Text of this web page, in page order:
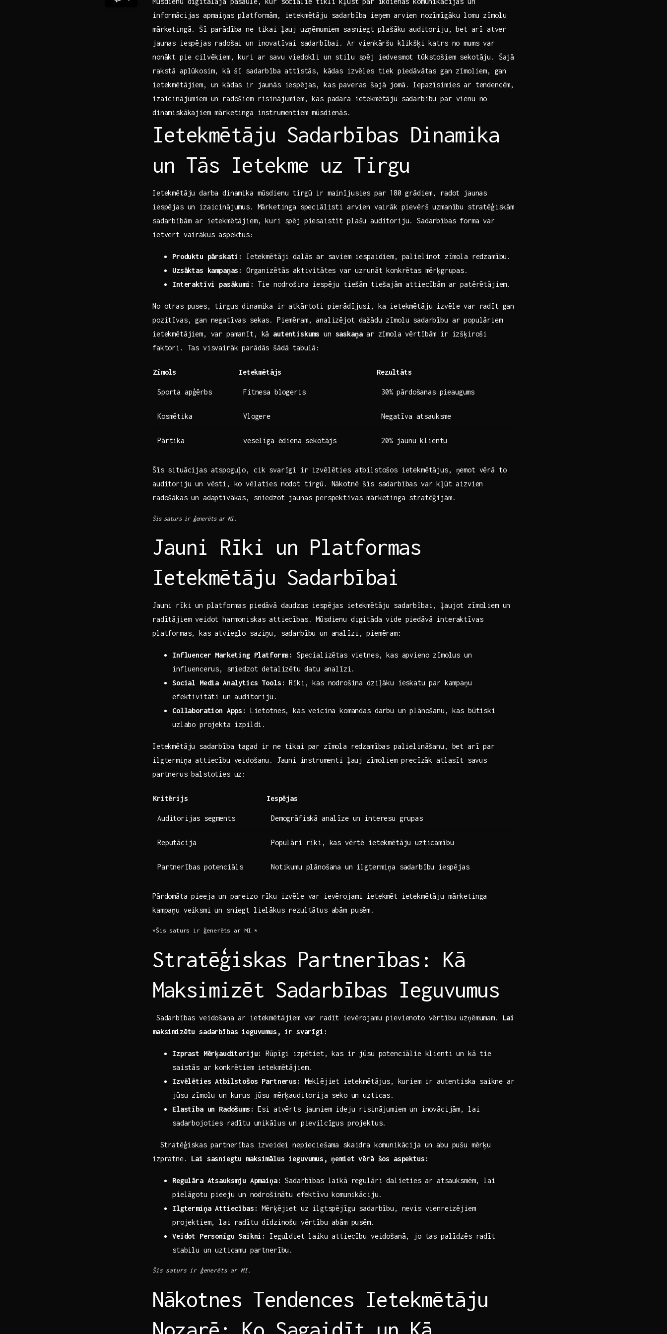
‌informācijas apmaiņas platformām, ietekmētāju sadarbība ieņem arvien nozīmīgāku lomu zīmolu
mārketingā. Šī parādība ne tikai ļauj ⁣uzņēmumiem ⁢sasniegt plašāku ​auditoriju, bet arī atver
jaunas iespējas radošai un inovatīvai ⁢sadarbībai. Ar vienkāršu klikšķi katrs no mums ‌var
nonākt pie cilvēkiem, kuri ar savu viedokli un stilu spēj iedvesmot ‌tūkstošiem sekotāju. Šajā
rakstā aplūkosim, ⁣kā šī sadarbība attīstās, kādas izvēles tiek piedāvātas gan ⁣zīmoliem, gan
ietekmētājiem, un kādas ir jaunās iespējas, kas ​paveras šajā jomā.‌ Iepazīsimies ar tendencēm,
izaicinājumiem un radošiem risinājumiem, kas padara ietekmētāju sadarbību par vienu no
‌dinamiskākajiem mārketinga instrumentiem mūsdienās.
Ietekmētāju Sadarbības Dinamika
un Tās Ietekme uz Tirgu
Ietekmētāju darba dinamika mūsdienu ‌tirgū ir mainījusies par⁣ 180 grādiem, ‌radot jaunas
iespējas un izaicinājumus.⁢ Mārketinga speciālisti arvien vairāk pievērš uzmanību stratēģiskām
sadarbībām ar ietekmētājiem, kuri spēj piesaistīt plašu auditoriju. Sadarbības forma var
ietvert vairākus aspektus:
Produktu pārskati:
Ietekmētāji dalās ar saviem iespaidiem, palielinot zīmola redzamību.
Uzsāktas kampaņas:
Organizētās aktivitātes var uzrunāt konkrētas mērķgrupas.
Interaktīvi pasākumi:
Tie nodrošina iespēju tiešām tiešajām attiecībām ar patērētājiem.
No otras puses, tirgus dinamika ir atkārtoti pierādījusi, ka ietekmētāju izvēle var radīt gan
pozitīvas, gan negatīvas sekas. Piemēram, analizējot dažādu‍ zīmolu sadarbību ar populāriem
ietekmētājiem, var pamanīt, kā autentiskums un saskaņaar⁤ zīmola vērtībām ir izšķiroši
faktori. Tas visvairāk parādās šādā tabulā:
Zīmols Ietekmētājs Rezultāts
Sporta apģērbs Fitnesa blogeris 30% pārdošanas pieaugums
Kosmētika Vlogere Negatīva atsauksme
Pārtika veselīga ēdiena sekotājs 20% jaunu klientu
Šīs situācijas atspoguļo, cik svarīgi ir izvēlēties‍ atbilstošos ietekmētājus, ņemot vērā to
‌auditoriju un vēsti, ko vēlaties nodot tirgū. Nākotnē šīs sadarbības var kļūt⁢ aizvien ​
radošākas un adaptīvākas, sniedzot jaunas perspektīvas mārketinga stratēģijām.
Šis saturs ir ģenerēts ar MI.
Jauni Rīki un ‍Platformas
Ietekmētāju Sadarbībai
Jauni rīki un‌ platformas piedāvā daudzas iespējas ietekmētāju sadarbībai, ļaujot zīmoliem un
radītājiem veidot harmoniskas attiecības. Mūsdienu digitāda vide piedāvā interaktīvas
platformas, kas atvieglo saziņu, sadarbību un analīzi, piemēram:
Influencer Marketing Platforms:
Specializētas‍ vietnes, kas apvieno zīmolus un
influencerus, sniedzot detalizētu⁢ datu analīzi.
Social Media Analytics Tools: Rīki, kas nodrošina dziļāku ieskatu par kampaņu
efektivitāti un auditoriju.
Collaboration Apps:
Lietotnes, kas veicina komandas darbu ‍un plānošanu, kas būtiski
uzlabo projekta izpildi.
Ietekmētāju sadarbība tagad ir ne tikai par zīmola ⁢redzamības palielināšanu, bet arī par
ilgtermiņa attiecību veidošanu. ⁣Jauni ⁤instrumenti ļauj zīmoliem precīzāk atlasīt savus
partnerus ‌balstoties uz:
Kritērijs Iespējas
Auditorijas segments Demogrāfiskā analīze un‌ interesu grupas
Reputācija Populāri rīki, kas vērtē ietekmētāju uzticamību
Partnerības potenciāls Notikumu plānošana un ilgtermiņa ​sadarbību⁤ iespējas
Pārdomāta pieeja un pareizo rīku izvēle var ievērojami​ ietekmēt ietekmētāju mārketinga
kampaņu veiksmi‌ un‌ sniegt lielākus rezultātus abām pusēm.
*Šis saturs ir ģenerēts ar MI.*
Stratēģiskas ⁣Partnerības: ‍Kā
Maksimizēt Sadarbības Ieguvumus
‍ Sadarbības veidošana ar ietekmētājiem ‌var radīt ievērojamu pievienoto vērtību uzņēmumam. Lai
maksimizētu​ sadarbības⁤ ieguvumus, ir svarīgi:
Izprast Mērķauditoriju:
Rūpīgi izpētiet, kas ir jūsu potenciālie klienti un kā tie
saistās ar konkrētiem ietekmētājiem.
Izvēlēties Atbilstošos Partnerus:
Meklējiet⁣ ietekmētājus, kuriem ir⁣ autentiska‍ saikne‌ ar
jūsu zīmolu un kurus jūsu mērķauditorija seko un uzticas.
Elastība‌ un Radošums: Esi atvērts jauniem ideju risinājumiem un inovācijām, lai
sadarbojoties radītu unikālus un‍ pievilcīgus projektus.
⁣ ‍ Stratēģiskas ​partnerības izveidei nepieciešama​ skaidra komunikācija un abu pušu mērķu
izpratne. Lai sasniegtu maksimālus ieguvumus,⁤ ņemiet vērā šos aspektus:
Regulāra Atsauksmju Apmaiņa: Sadarbības laikā regulāri ‌dalieties⁤ ar atsauksmēm, lai
pielāgotu pieeju un⁤ nodrošinātu ​efektīvu komunikāciju.
Ilgtermiņa Attiecības: Mērķējiet uz ilgtspējīgu sadarbību, nevis vienreizējiem
projektiem, lai radītu dīdzinošu vērtību abām pusēm.
Veidot Personīgu Saikni:
Ieguldiet laiku attiecību veidošanā, jo tas palīdzēs radīt
stabilu un uzticamu partnerību.
Šis saturs ir ģenerēts ar MI.
Nākotnes Tendences Ietekmētāju